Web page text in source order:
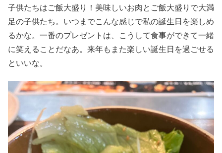
子供たちはご飯大盛り！美味しいお肉とご飯大盛りで大満
足の子供たち。いつまでこんな感じで私の誕生日を楽しめ
るかな。一番のプレゼントは、こうして食事ができて一緒
に笑えることだなあ。来年もまた楽しい誕生日を過ごせる
といいな。